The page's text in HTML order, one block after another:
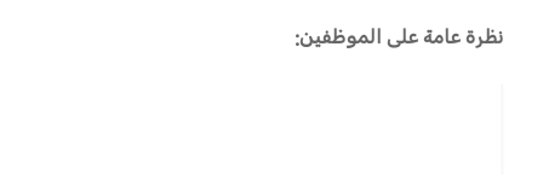
نظرة عامة على الموظفين: